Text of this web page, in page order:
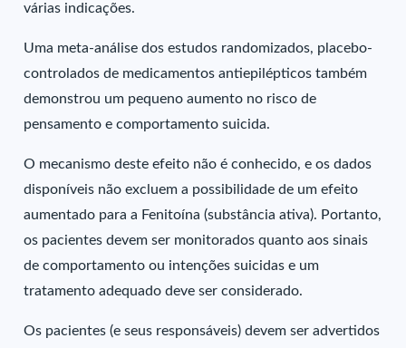
várias indicações.
Uma meta-análise dos estudos randomizados, placebo-
controlados de medicamentos antiepilépticos também
demonstrou um pequeno aumento no risco de
pensamento e comportamento suicida.
O mecanismo deste efeito não é conhecido, e os dados
disponíveis não excluem a possibilidade de um efeito
aumentado para a Fenitoína (substância ativa). Portanto,
os pacientes devem ser monitorados quanto aos sinais
de comportamento ou intenções suicidas e um
tratamento adequado deve ser considerado.
Os pacientes (e seus responsáveis) devem ser advertidos